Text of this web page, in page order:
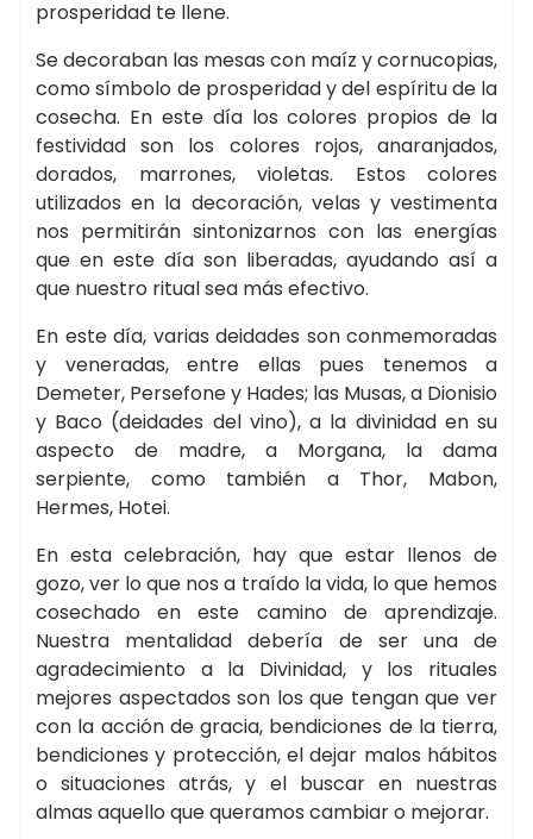
prosperidad te llene.
Se decoraban las mesas con maíz y cornucopias,
como símbolo de prosperidad y del espíritu de la
cosecha. En este día los colores propios de la
festividad son los colores rojos, anaranjados,
dorados, marrones, violetas. Estos colores
utilizados en la decoración, velas y vestimenta
nos permitirán sintonizarnos con las energías
que en este día son liberadas, ayudando así a
que nuestro ritual sea más efectivo.
En este día, varias deidades son conmemoradas
y veneradas, entre ellas pues tenemos a
Demeter, Persefone y Hades; las Musas, a Dionisio
y Baco (deidades del vino), a la divinidad en su
aspecto de madre, a Morgana, la dama
serpiente, como también a Thor, Mabon,
Hermes, Hotei.
En esta celebración, hay que estar llenos de
gozo, ver lo que nos a traído la vida, lo que hemos
cosechado en este camino de aprendizaje.
Nuestra mentalidad debería de ser una de
agradecimiento a la Divinidad, y los rituales
mejores aspectados son los que tengan que ver
con la acción de gracia, bendiciones de la tierra,
bendiciones y protección, el dejar malos hábitos
o situaciones atrás, y el buscar en nuestras
almas aquello que queramos cambiar o mejorar.